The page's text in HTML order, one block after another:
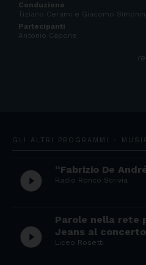
Conduzione
Tiziano Cerami e Giacomo Simonini
Partecipanti
Antonio Capone
GLI ALTRI PROGRAMMI -
play_circle_filled “Fabrizio De
Radio Ronco Scrivia
play_circle_filled
Parole nella rete
Jeans al
Liceo Rosetti